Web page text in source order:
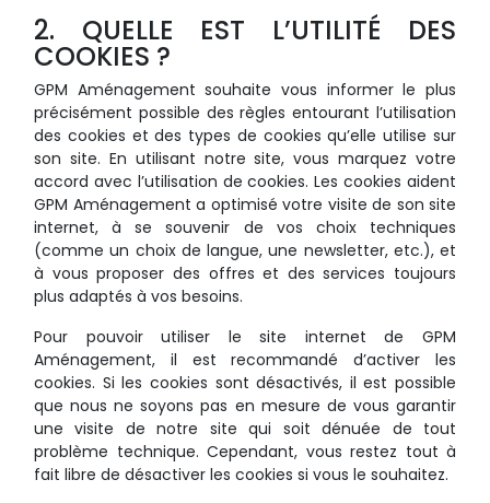
2. QUELLE EST L’UTILITÉ DES
COOKIES ?
GPM Aménagement souhaite vous informer le plus
précisément possible des règles entourant l’utilisation
des cookies et des types de cookies qu’elle utilise sur
son site. En utilisant notre site, vous marquez votre
accord avec l’utilisation de cookies. Les cookies aident
GPM Aménagement a optimisé votre visite de son site
internet, à se souvenir de vos choix techniques
(comme un choix de langue, une newsletter, etc.), et
à vous proposer des offres et des services toujours
plus adaptés à vos besoins.
Pour pouvoir utiliser le site internet de GPM
Aménagement, il est recommandé d’activer les
cookies. Si les cookies sont désactivés, il est possible
que nous ne soyons pas en mesure de vous garantir
une visite de notre site qui soit dénuée de tout
problème technique. Cependant, vous restez tout à
fait libre de désactiver les cookies si vous le souhaitez.